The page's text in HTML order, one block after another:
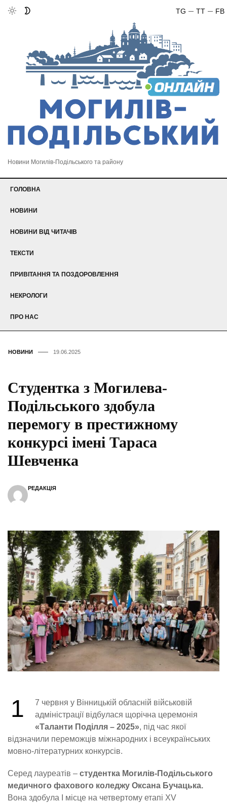
FB
TT
TG
Новини Могилів-Подільського та району
ГОЛОВНА
НОВИНИ
НОВИНИ ВІД ЧИТАЧІВ
ТЕКСТИ
ПРИВІТАННЯ ТА ПОЗДОРОВЛЕННЯ
НЕКРОЛОГИ
ПРО НАС
НОВИНИ 19.06.2025
Студентка з Могилева-
Подільського здобула
перемогу в престижному
конкурсі імені Тараса
Шевченка
РЕДАКЦІЯ
1
7 червня у Вінницькій обласній військовій
адміністрації відбулася щорічна церемонія
«Таланти Поділля – 2025», під час якої
відзначили переможців міжнародних і всеукраїнських
мовно-літературних конкурсів.
Серед лауреатів – студентка Могилів-Подільського
медичного фахового коледжу Оксана Бучацька.
Вона здобула І місце на четвертому етапі XV